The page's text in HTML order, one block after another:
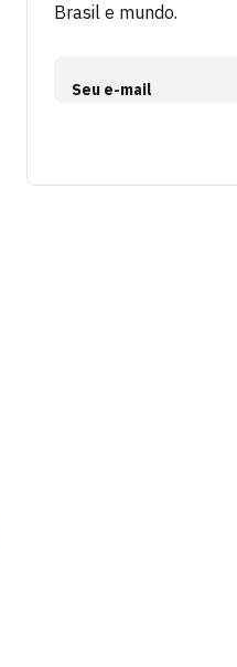
Brasil e mundo.
Seu e-mail